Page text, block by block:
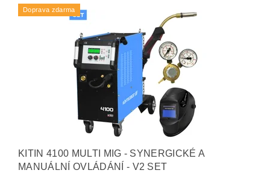
Doprava zdarma
KITIN 4100 MULTI MIG - SYNERGICKÉ A
MANUÁLNÍ OVLÁDÁNÍ - V2 SET